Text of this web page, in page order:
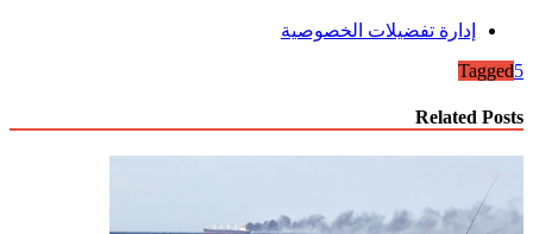
إدارة تفضيلات الخصوصية
Tagged5
Related Posts